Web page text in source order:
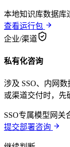
本地知识库数据库
查看运行包
企业/渠道
私有化咨询
涉及 SSO、内网
或渠道交付时，先
SSO专属模型网关
提交部署咨询